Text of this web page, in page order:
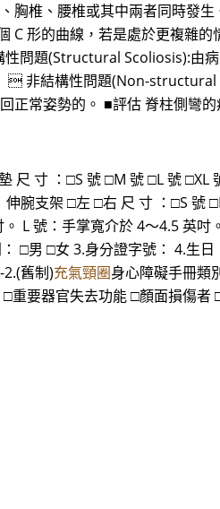
椎、腰椎或其中兩者同時發
形的曲線，若是處於更複雜
問題(Structural Scoliosis):由
 非結構性問題(Non-
常姿勢的。 ■評估 脊柱側彎
尺 寸 ：□S 號 □M 號 □L 號 □XL
腕支架 □左 □右 尺 寸 ：□S 號
L 號：手掌寬介於 4～4.5 英
□男 □女 3.身分證字號： 4.生
舊制)充氣頸圈身心障礙手冊類
要器官失去功能 □顏面損傷